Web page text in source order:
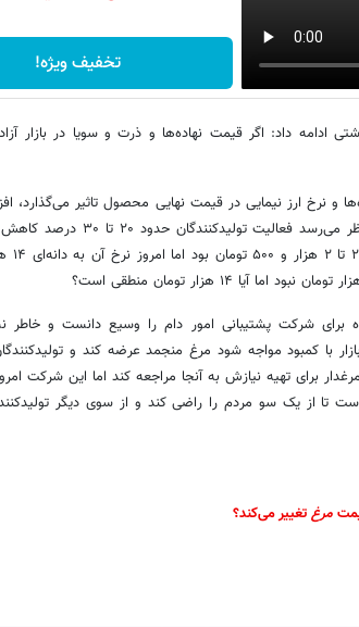
تخفیف ویژه!
داد: اگر قیمت نهاده‌ها و ذرت و سویا در بازار
و نرخ ارز نیمایی در قیمت نهایی محصول تاثیر می‌گذارد،
از شرایط فعلی ناراضی هستند و به نظر می‌رسد
برای شرکت پشتیبانی امور دام را وسیع دانست و خاطر
با کمبود مواجه شود مرغ منجمد عرضه کند و
برای تهیه نیازش به آنجا مراجعه کند اما این شرکت
تا از یک سو مردم را راضی کند و از سوی دیگر
مرغ تغییر می‌کند؟